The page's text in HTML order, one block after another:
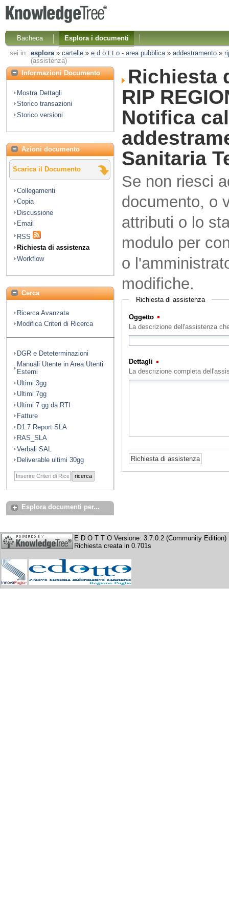
Bacheca
Esplora i documenti
sei in:: esplora» cartelle» e d o t t o - area pubblica» addestramento»
(assistenza)
Informazioni Documento
Mostra Dettagli
Storico transazioni
Storico versioni
Azioni documento
Scarica il Documento
Collegamenti
Copia
Discussione
Email
RSS
Richiesta di assistenza
Workflow
Cerca
Ricerca Avanzata
Modifica Criteri di Ricerca
DGR e Deteterminazioni
Manuali Utente in Area Utenti
Esterni
Ultimi 3gg
Ultimi 7gg
Ultimi 7 gg da RTI
Fatture
D1.7 Report SLA
RAS_SLA
Verbali SAL
Deliverable ultimi 30gg
ricerca
Esplora documenti per...
Richiesta
RIP
Notifica
Sanitaria
Se non riesci
documento, o
attributi o lo
modulo per
o
modifiche.
Richiesta di assistenza
Oggetto
La descrizione dell'assistenza
Dettagli
La descrizione completa
E D O T T O Versione: 3.7.0.2 (Community Edition)
Richiesta creata in 0.701s